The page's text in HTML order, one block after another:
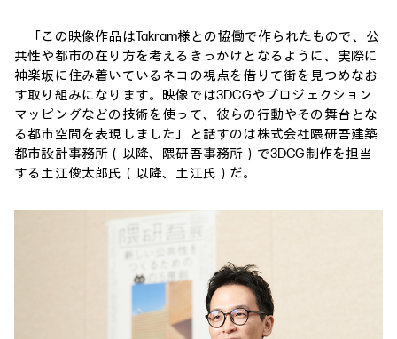
「この映像作品はTakram様との協働で作られたもので、公
共性や都市の在り方を考えるきっかけとなるように、実際に
神楽坂に住み着いているネコの視点を借りて街を見つめなお
す取り組みになります。映像では3DCGやプロジェクション
マッピングなどの技術を使って、彼らの行動やその舞台とな
る都市空間を表現しました」と話すのは株式会社隈研吾建築
都市設計事務所（以降、隈研吾事務所）で3DCG制作を担当
する土江俊太郎氏（以降、土江氏）だ。